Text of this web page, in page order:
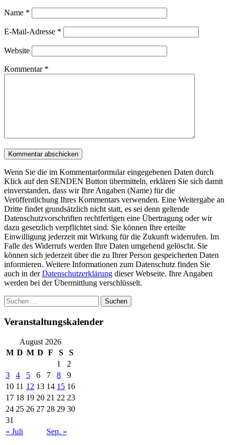
Name *
E-Mail-Adresse *
Website
Kommentar *
Wenn Sie die im Kommentarformular eingegebenen Daten durch
Klick auf den SENDEN Button übermitteln, erklären Sie sich damit
einverstanden, dass wir Ihre Angaben (Name) für die
Veröffentlichung Ihres Kommentars verwenden. Eine Weitergabe an
Dritte findet grundsätzlich nicht statt, es sei denn geltende
Datenschutzvorschriften rechtfertigen eine Übertragung oder wir
dazu gesetzlich verpflichtet sind. Sie können Ihre erteilte
Einwilligung jederzeit mit Wirkung für die Zukunft widerrufen. Im
Falle des Widerrufs werden Ihre Daten umgehend gelöscht. Sie
können sich jederzeit über die zu Ihrer Person gespeicherten Daten
informieren. Weitere Informationen zum Datenschutz finden Sie
auch in derDatenschutzerklärung dieser Webseite. Ihre Angaben
werden bei der Übermittlung verschlüsselt.
Suchen
nach:
Veranstaltungskalender
August 2026
M D M D F S
S
1
2
3
4 5 6 7 8
9
10 11 12 13 14 15 16
17 18 19 20 21 22 23
24 25 26 27 28 29 30
31
« Juli
Sep. »